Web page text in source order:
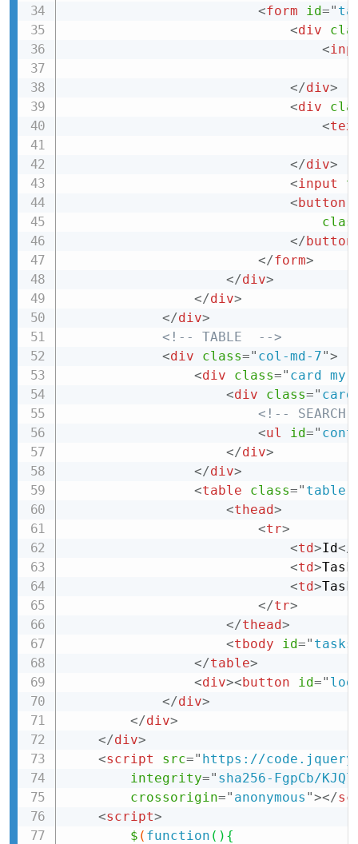
<form id="
<div
<
</div>
<div
<
</div>
<input
<button
</button
</form>
</div>
</div>
</div>
<!-- TABLE  -->
<div class=" col-md-7">
<div class=" card my-
<div class="
<!-- SEARCH
<ul id="
</div>
</div>
<table class=" table
<thead>
<tr>
<td>Id</
<td>Task
<td>
</tr>
</thead>
<tbody id=" tasks
</table>
<div><button id="
</div>
</div>
</div>
<script src=" https://
integrity=" sha256-FgpCb/
crossorigin=" anonymous "></
<script>
$ ( function ( ) {